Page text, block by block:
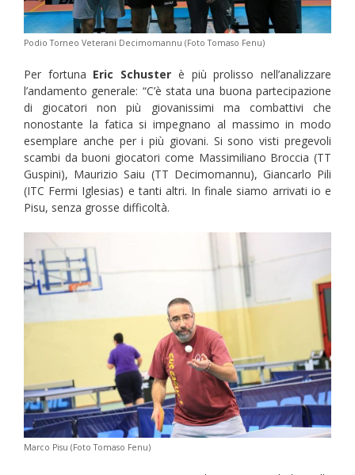
Podio Torneo Veterani Decimomannu (Foto Tomaso Fenu)
Per fortuna Eric Schuster è più prolisso nell’analizzare
l’andamento generale: “C’è stata una buona partecipazione
di giocatori non più giovanissimi ma combattivi che
nonostante la fatica si impegnano al massimo in modo
esemplare anche per i più giovani. Si sono visti pregevoli
scambi da buoni giocatori come Massimiliano Broccia (TT
Guspini), Maurizio Saiu (TT Decimomannu), Giancarlo Pili
(ITC Fermi Iglesias) e tanti altri. In finale siamo arrivati io e
Pisu, senza grosse difficoltà.
Marco Pisu (Foto Tomaso Fenu)